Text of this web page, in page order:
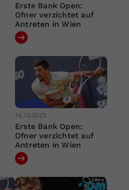
Erste Bank Open:
Ofner verzichtet auf
Antreten in Wien
16.10.2025
Erste Bank Open:
Ofner verzichtet auf
Antreten in Wien